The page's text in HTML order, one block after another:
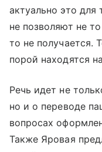
актуально это для
не позволяют не
то не получается.
порой находятся
Речь идет не
но и о переводе
вопросах
Также Яровая